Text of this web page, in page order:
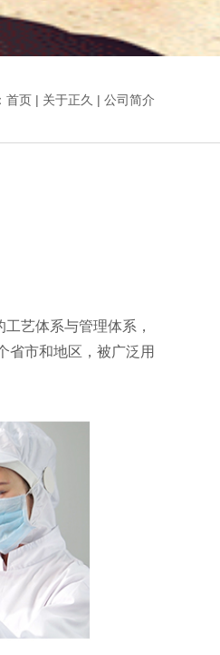
首页 | 关于正久 | 公司简介
艺体系与管理体系，
省市和地区，被广泛用